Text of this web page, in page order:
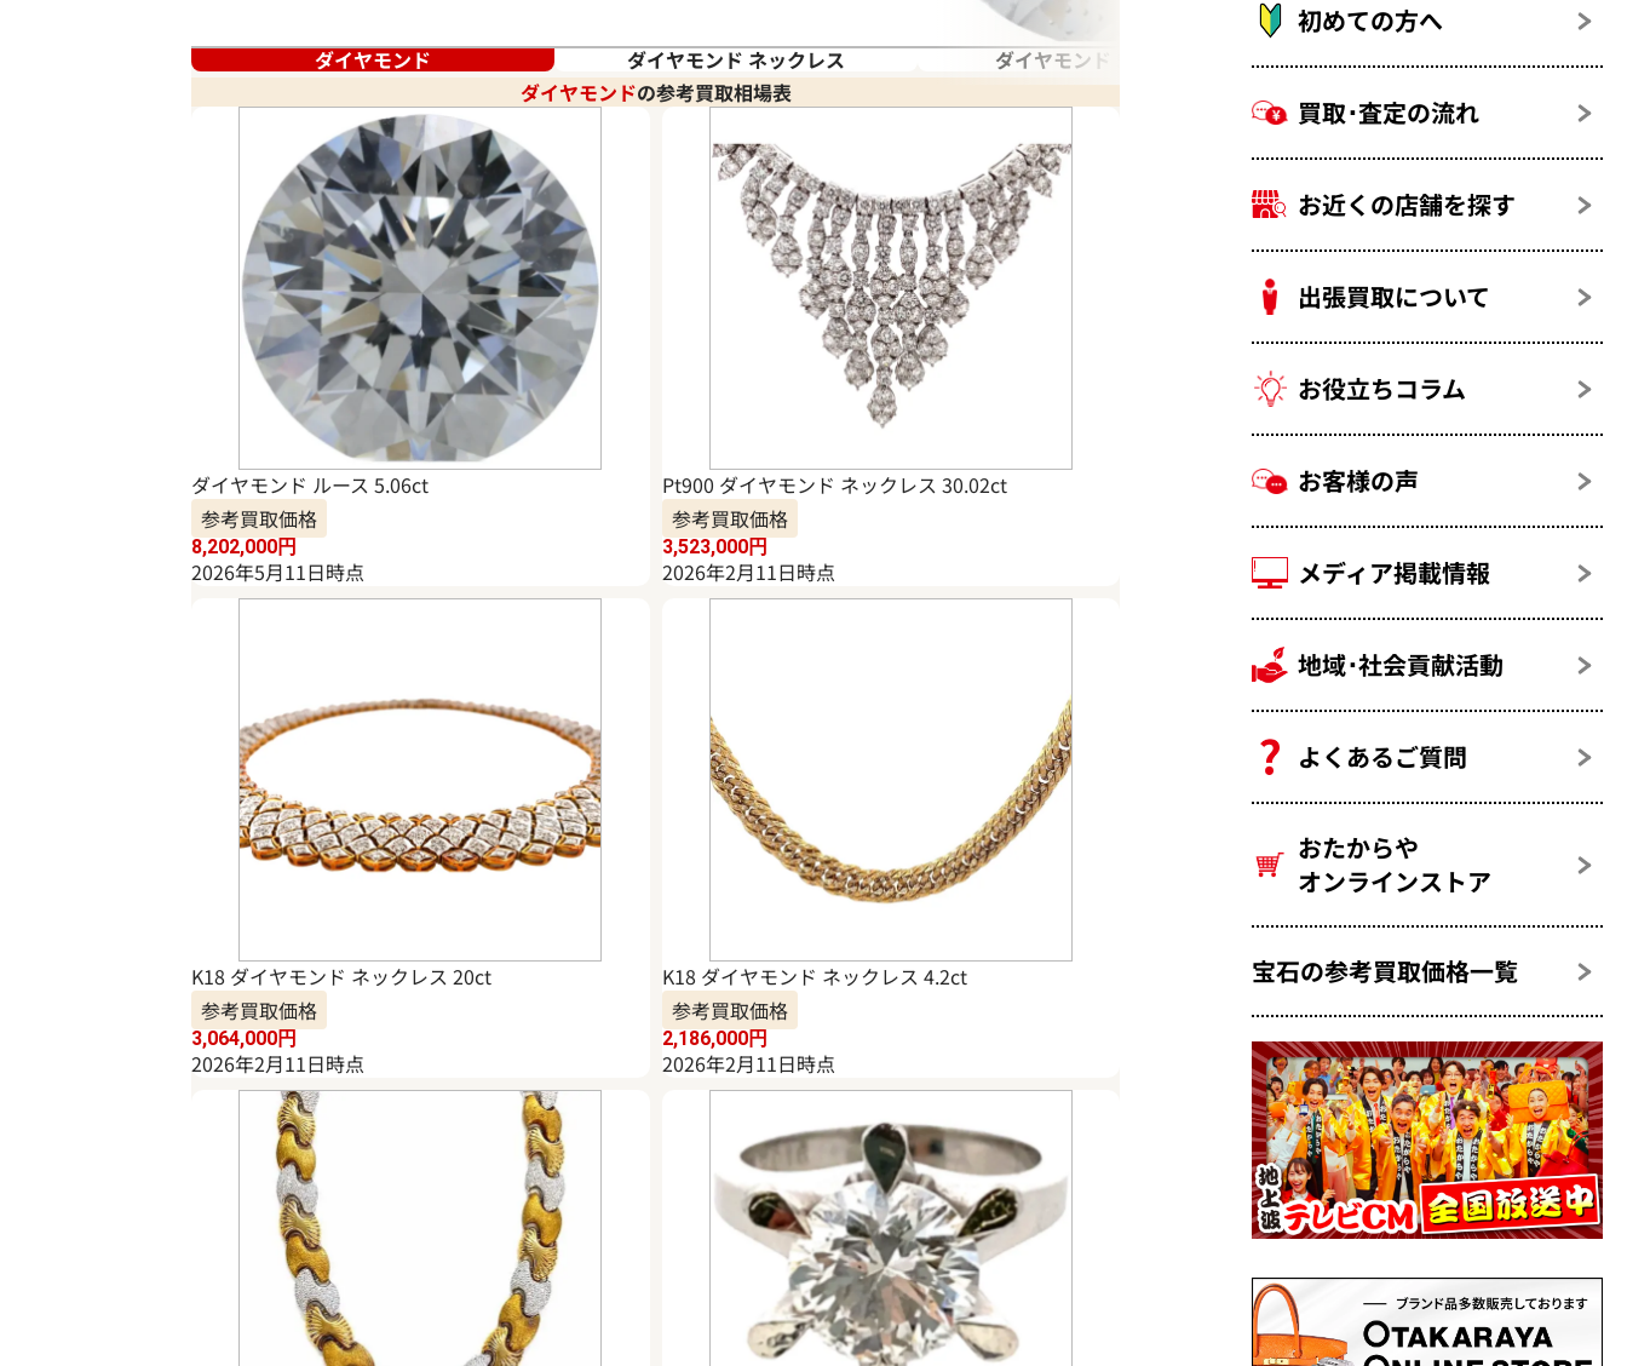
ダイヤモンド ダイヤモンド ネックレス
ダイヤモンド 5カラット
ダイヤモンドの参考買取相場表
ダイヤモンド ルース 5.06ct
参考買取価格
8,202,000円
2026年5月11日時点
Pt900 ダイヤモンド ネックレス 30.02ct
参考買取価格
3,523,000円
2026年2月11日時点
K18 ダイヤモンド ネックレス 20ct
参考買取価格
3,064,000円
2026年2月11日時点
K18 ダイヤモンド ネックレス 4.2ct
参考買取価格
2,186,000円
2026年2月11日時点
初めての方へ
買取･査定の流れ
お近くの店舗を探す
出張買取について
お役立ちコラム
お客様の声
メディア掲載情報
地域･社会貢献活動
よくあるご質問
おたからや
オンラインストア
宝石の参考買取価格一覧